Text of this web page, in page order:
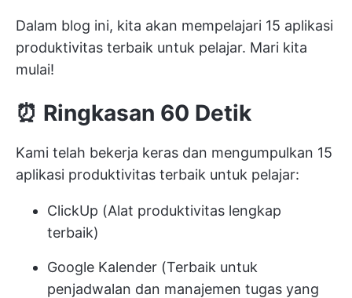
Dalam blog ini, kita akan mempelajari 15 aplikasi
produktivitas terbaik untuk pelajar. Mari kita
mulai!
⏰ Ringkasan 60 Detik
Kami telah bekerja keras dan mengumpulkan 15
aplikasi produktivitas terbaik untuk pelajar:
ClickUp (Alat produktivitas lengkap
terbaik)
Google Kalender (Terbaik untuk
penjadwalan dan manajemen tugas yang